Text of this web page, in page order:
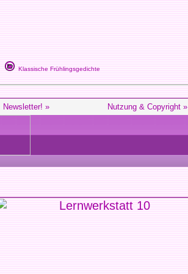
Klassische Frühlingsgedichte
Newsletter! » Nutzung & Copyright »